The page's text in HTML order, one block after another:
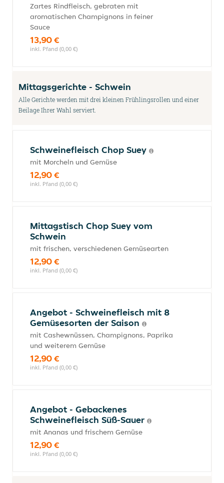
Zartes Rindfleisch, gebraten mit
aromatischen Champignons in feiner
Sauce
13,90 €
inkl. Pfand (0,00 €)
Mittagsgerichte - Schwein
Alle Gerichte werden mit drei kleinen Frühlingsrollen und einer
Beilage Ihrer Wahl serviert.
Schweinefleisch Chop Suey
mit Morcheln und Gemüse
12,90 €
inkl. Pfand (0,00 €)
Mittagstisch Chop Suey vom
Schwein
mit frischen, verschiedenen Gemüsearten
12,90 €
inkl. Pfand (0,00 €)
Angebot - Schweinefleisch mit 8
Gemüsesorten der Saison
mit Cashewnüssen, Champignons, Paprika
und weiterem Gemüse
12,90 €
inkl. Pfand (0,00 €)
Angebot - Gebackenes
Schweinefleisch Süß-Sauer
mit Ananas und frischem Gemüse
12,90 €
inkl. Pfand (0,00 €)